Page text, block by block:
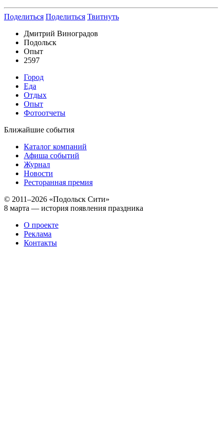
Поделиться Поделиться Твитнуть
Дмитрий Виноградов
Подольск
Опыт
2597
Город
Еда
Отдых
Опыт
Фотоотчеты
Ближайшие события
Каталог компаний
Афиша событий
Журнал
Новости
Ресторанная премия
© 2011–2026 «Подольск Сити»
8 марта — история появления праздника
О проекте
Реклама
Контакты